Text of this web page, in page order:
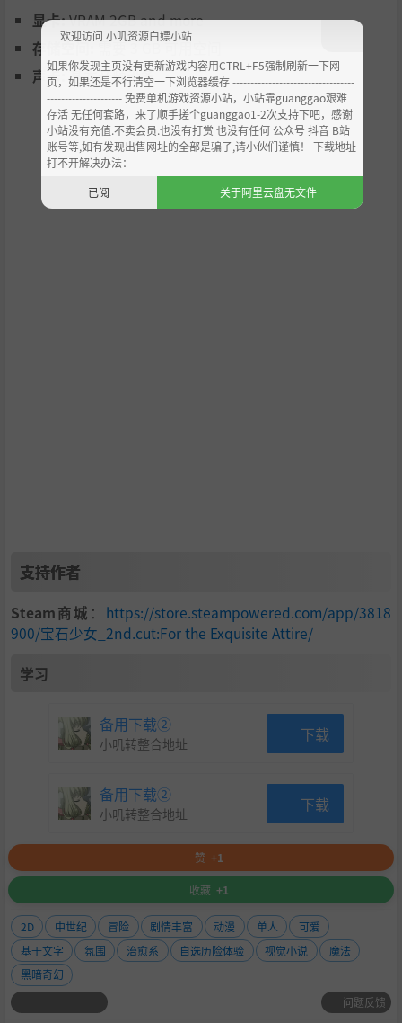
显卡:VRAM 2GB and more
存储空间: 需要 3 GB 可用空间
声卡:基本音频设备
支持作者
Steam商城 ： https://store.steampowered.com/app/3818
900/宝石少女_2nd.cut:For the Exquisite Attire/
学习
备用下载②
小叽转整合地址 下载
备用下载②
小叽转整合地址 下载
赞 +1
收藏 +1
2D 中世纪 冒险 剧情丰富 动漫 单人
可爱
基于文字
氛围 治愈系 自选历险体验 视觉小说
魔法
黑暗奇幻
问题反馈
欢迎访问 小叽资源白嫖小站
如果你发现主页没有更新游戏内容用CTRL+F5强制刷新一下网
页，如果还是不行清空一下浏览器缓存 ----------------------------------
--------------------- 免费单机游戏资源小站，小站靠guanggao艰难
存活 无任何套路，来了顺手搓个guanggao1-2次支持下吧，感谢
小站没有充值.不卖会员.也没有打赏 也没有任何 公众号 抖音 B站
账号等,如有发现出售网址的全部是骗子,请小伙们谨慎！ 下载地址
打不开解决办法：
已阅
关于阿里云盘无文件